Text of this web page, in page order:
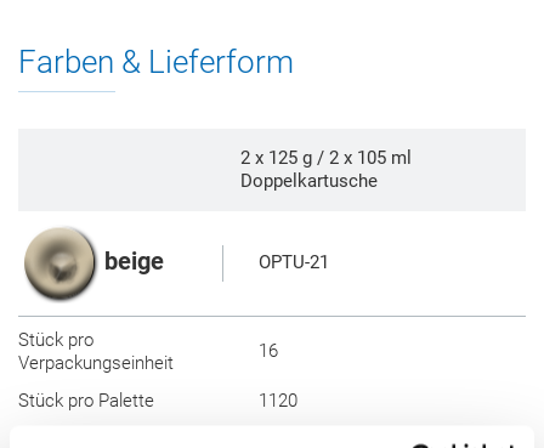
Farben & Lieferform
2 x 125 g / 2 x 105 ml
Doppelkartusche
beige OPTU-21
Stück pro
Verpackungseinheit
16
Stück pro Palette 1120